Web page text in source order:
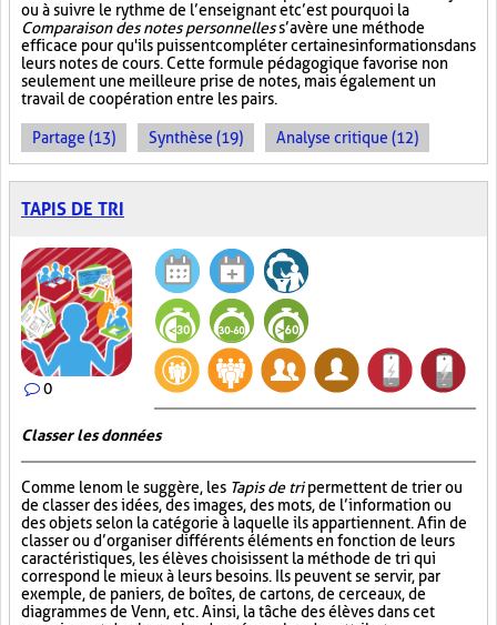
ou à suivre le rythme de l’enseignant et c’est pourquoi la
Comparaison des notes personnelless’avère une méthode
efficace pour qu'ils puissent compléter certaines informations dans
leurs notes de cours. Cette formule pédagogique favorise non
seulement une meilleure prise de notes, mais également un
travail de coopération entre les pairs.
Partage (13) Synthèse (19) Analyse critique (12)
TAPIS DE TRI
0
Classer les données
Comme le nom le suggère, les Tapis de tripermettent de trier ou
de classer des idées, des images, des mots, de l’information ou
des objets selon la catégorie à laquelle ils appartiennent. Afin de
classer ou d’organiser différents éléments en fonction de leurs
caractéristiques, les élèves choisissent la méthode de tri qui
correspond le mieux à leurs besoins. Ils peuvent se servir, par
exemple, de paniers, de boîtes, de cartons, de cerceaux, de
diagrammes de Venn, etc. Ainsi, la tâche des élèves dans cet